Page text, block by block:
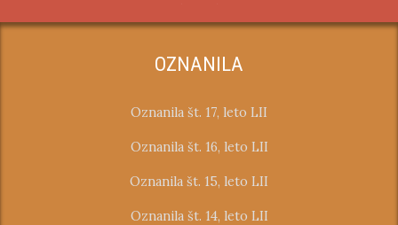
OZNANILA
Oznanila št. 17, leto LII
Oznanila št. 16, leto LII
Oznanila št. 15, leto LII
Oznanila št. 14, leto LII